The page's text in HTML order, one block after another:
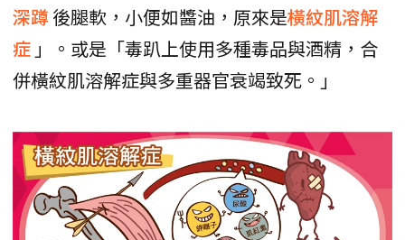
深蹲 後腿軟，小便如醬油，原來是橫紋肌溶解
症 」。或是「毒趴上使用多種毒品與酒精，合
併橫紋肌溶解症與多重器官衰竭致死。」